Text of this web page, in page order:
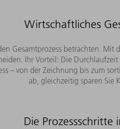
Wirtschaftliches
Gesamtprozess betrachten. Mit
Ihr Vorteil: Die
– von der Zeichnung bis zum
ab, gleichzeitig sparen Sie
Die Prozessschritte